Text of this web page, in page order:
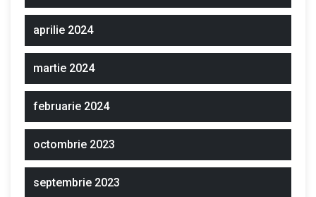
aprilie 2024
martie 2024
februarie 2024
octombrie 2023
septembrie 2023